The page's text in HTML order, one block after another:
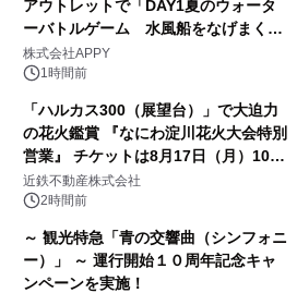
アウトレットで「DAY1夏のウォータ
ーバトルゲーム 水風船をなげまくろ
う！」を開催
株式会社APPY
1時間前
「ハルカス300（展望台）」で大迫力
の花火鑑賞 『なにわ淀川花火大会特別
営業』 チケットは8月17日（月）10時
00分から販売開始！
近鉄不動産株式会社
2時間前
～ 観光特急「青の交響曲（シンフォニ
ー）」 ～ 運行開始１０周年記念キャ
ンペーンを実施！